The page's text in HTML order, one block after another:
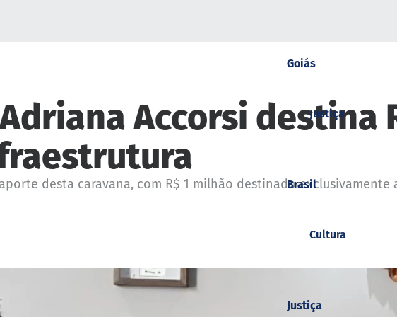
Justiça
Cultura
Goiás
Brasil
Justiça
Accorsi destina
desta caravana, com R$ 1 milhão destinado